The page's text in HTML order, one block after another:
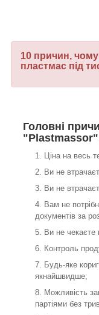
10 причин,
пластмас під
Головні
Ціна на весь
Ви не
Ви не
Вам не
документів за
Ви не чекаєте
Контроль
Будь-яке
якнайшвидше;
Можливість
партіями без